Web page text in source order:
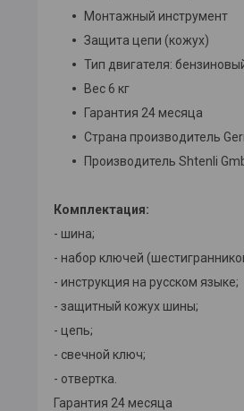
Монтажный инструмент
Защита цепи (кожух)
Тип двигателя:
Вес 6 кг
Гарантия 24 месяца
Страна производитель
Производитель Shtenli
Комплектация:
- шина;
- набор ключей
- инструкция на русском языке;
- защитный кожух шины;
- цепь;
- свечной ключ;
- отвертка.
Гарантия 24 месяца